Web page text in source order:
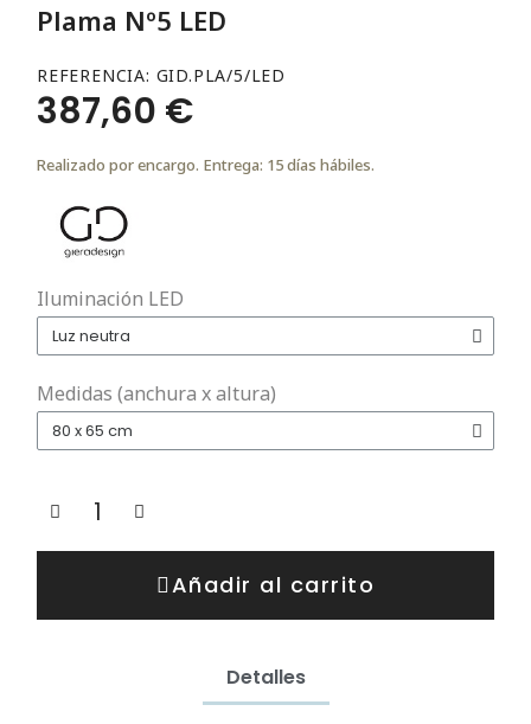
Plama Nº5 LED
REFERENCIA GID.PLA/5/LED
387,60 €
Realizado por encargo. Entrega: 15 días hábiles.
Iluminación LED
Medidas (anchura x altura)
Añadir al carrito
Detalles